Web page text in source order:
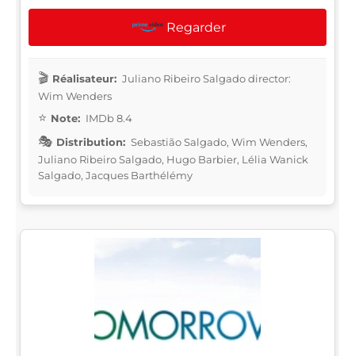
Regarder
Réalisateur: Juliano Ribeiro Salgado director:
Wim Wenders
Note: IMDb 8.4
Distribution: Sebastião Salgado, Wim Wenders,
Juliano Ribeiro Salgado, Hugo Barbier, Lélia Wanick
Salgado, Jacques Barthélémy